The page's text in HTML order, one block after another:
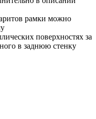
рамки можно
поверхностях за
в заднюю стенку